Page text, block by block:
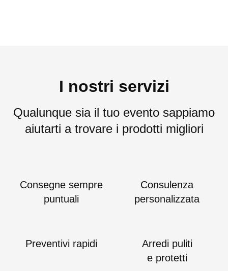
I nostri servizi
Qualunque sia il tuo evento sappiamo
aiutarti a trovare i prodotti migliori
Consegne sempre
puntuali
Consulenza
personalizzata
Preventivi rapidi
Arredi puliti
e protetti